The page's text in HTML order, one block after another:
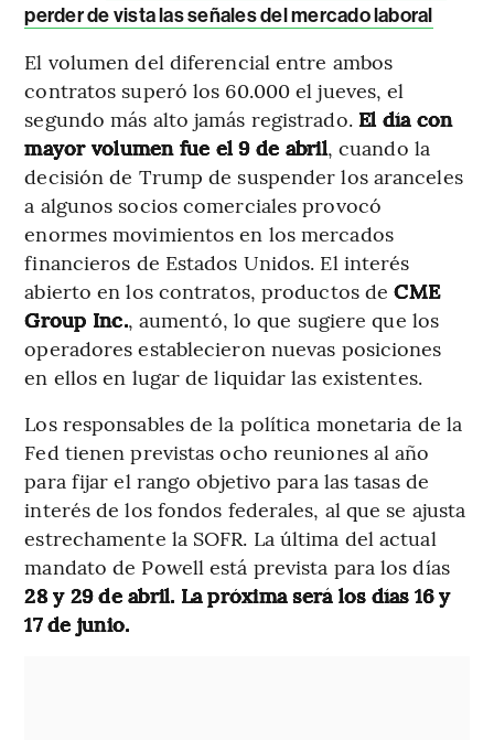
perder de vista las señales del mercado laboral
El volumen del diferencial entre ambos
contratos superó los 60.000 el jueves, el
segundo más alto jamás registrado. El día con
mayor volumen fue el 9 de abril, cuando la
decisión de Trump de suspender los aranceles
a algunos socios comerciales provocó
enormes movimientos en los mercados
financieros de Estados Unidos. El interés
abierto en los contratos, productos de CME
Group Inc., aumentó, lo que sugiere que los
operadores establecieron nuevas posiciones
en ellos en lugar de liquidar las existentes.
Los responsables de la política monetaria de la
Fed tienen previstas ocho reuniones al año
para fijar el rango objetivo para las tasas de
interés de los fondos federales, al que se ajusta
estrechamente la SOFR. La última del actual
mandato de Powell está prevista para los días
28 y 29 de abril. La próxima será los días 16 y
17 de junio.